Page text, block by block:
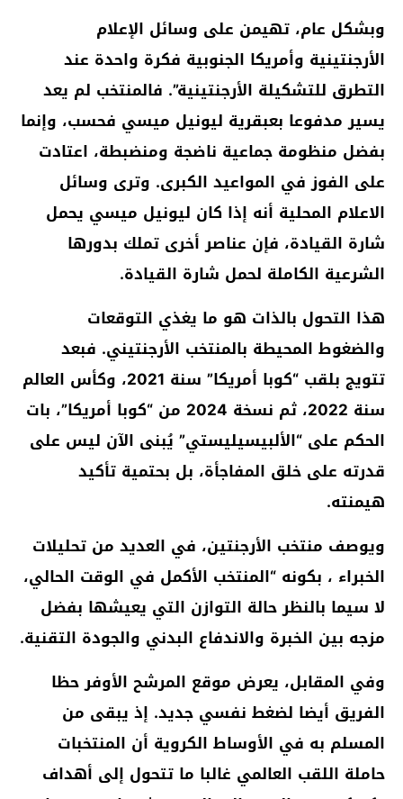
وبشكل عام، تهيمن على وسائل الإعلام
الأرجنتينية وأمريكا الجنوبية فكرة واحدة عند
التطرق للتشكيلة الأرجنتينية”. فالمنتخب لم يعد
يسير مدفوعا بعبقرية ليونيل ميسي فحسب، وإنما
بفضل منظومة جماعية ناضجة ومنضبطة، اعتادت
على الفوز في المواعيد الكبرى. وترى وسائل
الاعلام المحلية أنه إذا كان ليونيل ميسي يحمل
شارة القيادة، فإن عناصر أخرى تملك بدورها
الشرعية الكاملة لحمل شارة القيادة.
هذا التحول بالذات هو ما يغذي التوقعات
والضغوط المحيطة بالمنتخب الأرجنتيني. فبعد
تتويج بلقب “كوبا أمريكا” سنة 2021، وكأس العالم
سنة 2022، ثم نسخة 2024 من “كوبا أمريكا”، بات
الحكم على “الألبيسيليستي” يُبنى الآن ليس على
قدرته على خلق المفاجأة، بل بحتمية تأكيد
هيمنته.
ويوصف منتخب الأرجنتين، في العديد من تحليلات
الخبراء ، بكونه “المنتخب الأكمل في الوقت الحالي،
لا سيما بالنظر حالة التوازن التي يعيشها بفضل
مزجه بين الخبرة والاندفاع البدني والجودة التقنية.
وفي المقابل، يعرض موقع المرشح الأوفر حظا
الفريق أيضا لضغط نفسي جديد. إذ يبقى من
المسلم به في الأوساط الكروية أن المنتخبات
حاملة اللقب العالمي غالبا ما تتحول إلى أهداف